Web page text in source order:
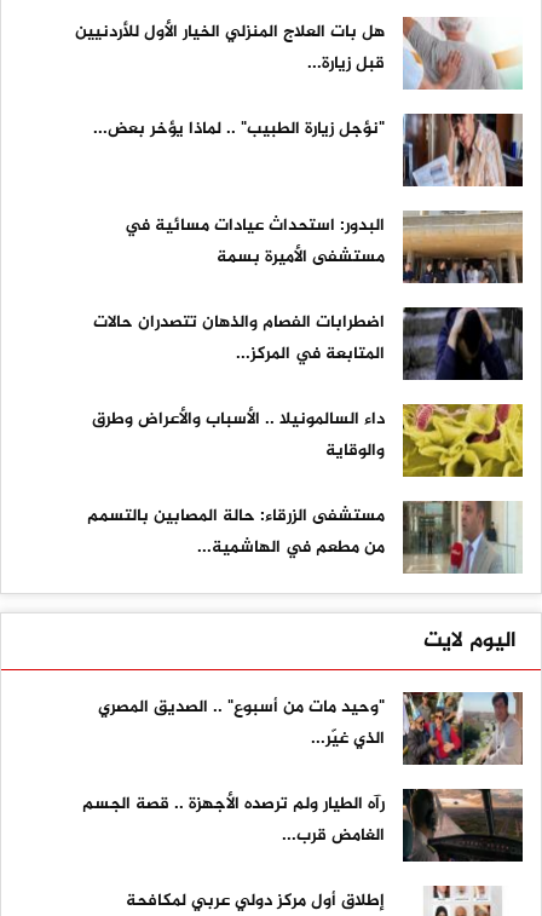
هل بات العلاج المنزلي الخيار الأول للأردنيين
قبل زيارة...
"نؤجل زيارة الطبيب" .. لماذا يؤخر بعض...
البدور: استحداث عيادات مسائية في
مستشفى الأميرة بسمة
اضطرابات الفصام والذهان تتصدران حالات
المتابعة في المركز...
داء السالمونيلا .. الأسباب والأعراض وطرق
والوقاية
مستشفى الزرقاء: حالة المصابين بالتسمم
من مطعم في الهاشمية...
اليوم لايت
"وحيد مات من أسبوع" .. الصديق المصري
الذي غيّر...
رآه الطيار ولم ترصده الأجهزة .. قصة الجسم
الغامض قرب...
إطلاق أول مركز دولي عربي لمكافحة